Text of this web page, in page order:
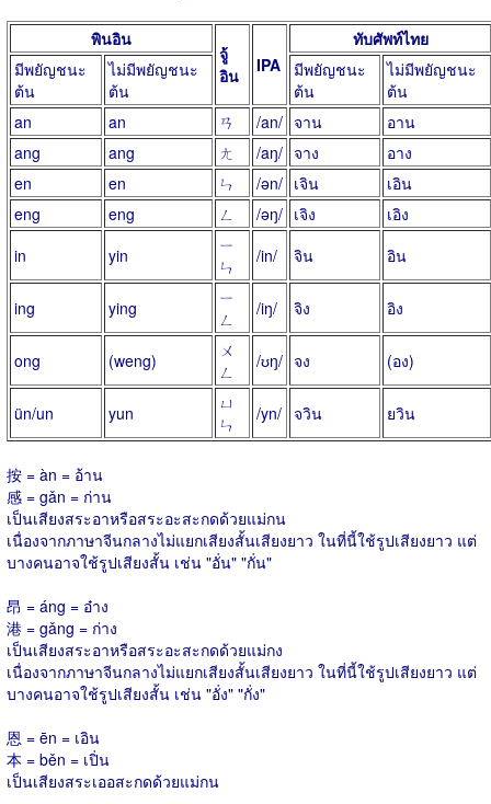
พินอิน
จู้
อิน
IPA
ทับศัพท์ไทย
มีพยัญชนะ
ต้น
ไม่มีพยัญชนะ
ต้น
มีพยัญชนะ
ต้น
ไม่มีพยัญชนะ
ต้น
an
an ㄢ /an/ จาน
อาน
ang
ang ㄤ /aŋ/ จาง
อาง
en
en ㄣ /ən/ เจิน
เอิน
eng
eng ㄥ /əŋ/ เจิง
เอิง
in
yin
ㄧ
ㄣ
/in/ จิน อิน
ing ying
ㄧ
ㄥ
/iŋ/ จิง อิง
ong (weng)
ㄨ
ㄥ
/ʊŋ/ จง (อง)
ün/un yun
ㄩ
ㄣ
/yn/ จวิน ยวิน
按 = àn = อ้าน
感 = gǎn = ก่าน
เป็นเสียงสระอาหรือสระอะสะกดด้วยแม่กน
เนื่องจากภาษาจีนกลางไม่แยกเสียงสั้นเสียงยาว ในที่นี้ใช้รูปเสียงยาว แต่
บางคนอาจใช้รูปเสียงสั้น เช่น "อั่น" "กั่น"
昂 = áng = อ๋าง
港 = gǎng = ก่าง
เป็นเสียงสระอาหรือสระอะสะกดด้วยแม่กง
เนื่องจากภาษาจีนกลางไม่แยกเสียงสั้นเสียงยาว ในที่นี้ใช้รูปเสียงยาว แต่
บางคนอาจใช้รูปเสียงสั้น เช่น "อั่ง" "กั่ง"
恩 = ēn = เอิน
本 = běn = เปิ่น
เป็นเสียงสระเออสะกดด้วยแม่กน